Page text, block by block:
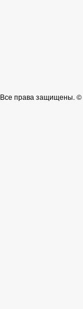
Все права защищены. ©